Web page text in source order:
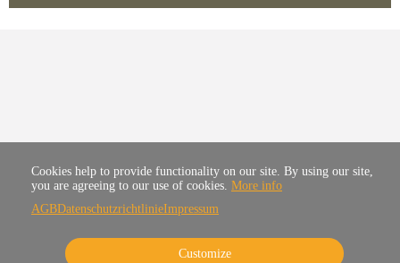
Cookies help to provide functionality on our site. By using our site,
you are agreeing to our use of cookies. More info
AGBDatenschutzrichtlinieImpressum
Customize